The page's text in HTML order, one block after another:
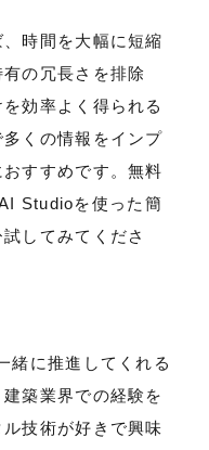
時間を大幅に短縮
の冗長さを排除
効率よく得られる
くの情報をインプ
すすめです。無料
Studioを使った簡
してみてくださ
緒に推進してくれる
築業界での経験を
技術が好きで興味